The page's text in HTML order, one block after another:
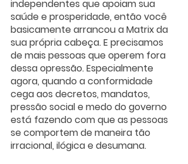
independentes que apoiam sua
saúde e prosperidade, então você
basicamente arrancou a Matrix da
sua própria cabeça. E precisamos
de mais pessoas que operem fora
dessa opressão. Especialmente
agora, quando a conformidade
cega aos decretos, mandatos,
pressão social e medo do governo
está fazendo com que as pessoas
se comportem de maneira tão
irracional, ilógica e desumana.